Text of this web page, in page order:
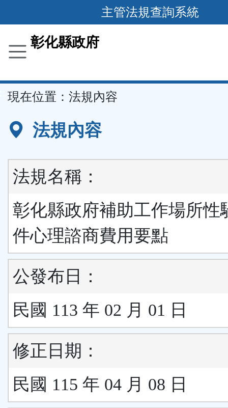
到
要
容
區
主管法規查詢系統
彰化縣政府
現在位置： 法規內容
法規內容
法規名稱：
彰化縣政府補助工作場所性
件心理諮商費用要點
公發布日：
民國 113 年 02 月 01 日
修正日期：
民國 115 年 04 月 08 日